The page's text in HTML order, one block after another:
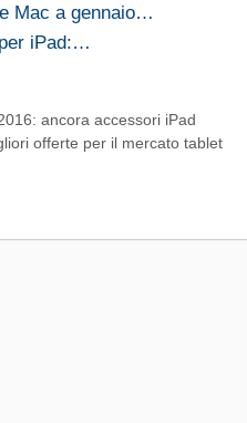
Mac a gennaio…
iPad:…
ancora accessori iPad
offerte per il mercato tablet